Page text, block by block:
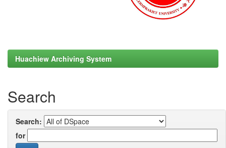
Huachiew Archiving System
Search
Search:
for